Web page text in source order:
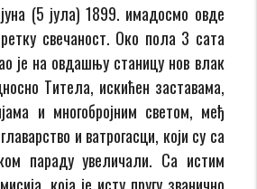
(5 јула) 1899. имадосмо овде
свечаност. Око пола 3 сата
је на овдашњу станицу нов влак
Титела, искићен заставама,
и многобројним светом, међ
и ватрогасци, који су са
параду увеличали. Са истим
која је исту пругу званично